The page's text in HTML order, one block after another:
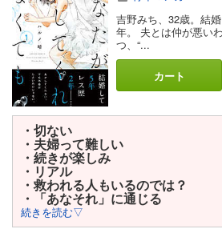
吉野みち、32歳。結
年。 夫とは仲が悪い
つ、“...
カート
・切ない
・夫婦って難しい
・続きが楽しみ
・リアル
・救われる人もいるのでは？
・「あなそれ」に通じる
続きを読む▽